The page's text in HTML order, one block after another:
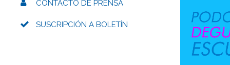
CONTACTO DE PRENSA
SUSCRIPCIÓN A BOLETÍN